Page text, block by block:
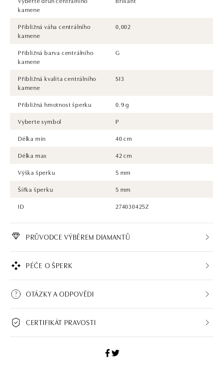
kamene
Přibližná váha centrálního
kamene
0,002
Přibližná barva centrálního
kamene
G
Přibližná kvalita centrálního
kamene
SI3
Přibližná hmotnost šperku
0.9 g
Vyberte symbol
P
Délka min
40 cm
Délka max
42 cm
Výška šperku
5 mm
Šířka šperku
5 mm
ID
274030425Z
PRŮVODCE VÝBĚREM DIAMANTŮ
PÉČE O ŠPERK
OTÁZKY A ODPOVĚDI
CERTIFIKÁT PRAVOSTI